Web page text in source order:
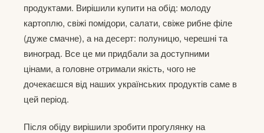
продуктами. Вирішили купити на обід: молоду
картоплю, свіжі помідори, салати, свіже рибне філе
(дуже смачне), а на десерт: полуницю, черешні та
виноград. Все це ми придбали за доступними
цінами, а головне отримали якість, чого не
дочекаєшся від наших українських продуктів саме в
цей період.
Після обіду вирішили зробити прогулянку на